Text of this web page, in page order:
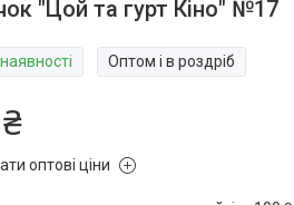
"Цой та гурт Кіно" №17
Оптом і в роздріб
оптові ціни